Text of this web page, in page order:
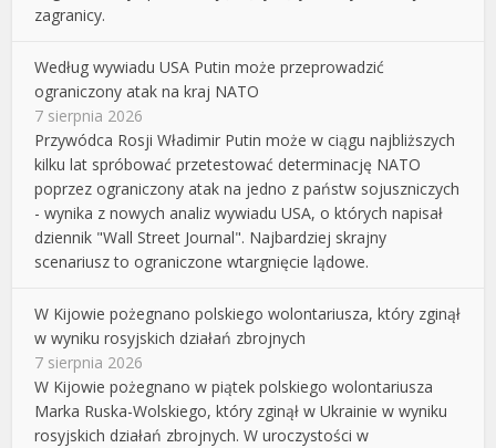
zagranicy.
Według wywiadu USA Putin może przeprowadzić
ograniczony atak na kraj NATO
7 sierpnia 2026
Przywódca Rosji Władimir Putin może w ciągu najbliższych
kilku lat spróbować przetestować determinację NATO
poprzez ograniczony atak na jedno z państw sojuszniczych
- wynika z nowych analiz wywiadu USA, o których napisał
dziennik "Wall Street Journal". Najbardziej skrajny
scenariusz to ograniczone wtargnięcie lądowe.
W Kijowie pożegnano polskiego wolontariusza, który zginął
w wyniku rosyjskich działań zbrojnych
7 sierpnia 2026
W Kijowie pożegnano w piątek polskiego wolontariusza
Marka Ruska-Wolskiego, który zginął w Ukrainie w wyniku
rosyjskich działań zbrojnych. W uroczystości w